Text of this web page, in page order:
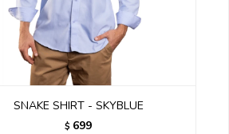
SNAKE SHIRT - SKYBLUE
$ 699